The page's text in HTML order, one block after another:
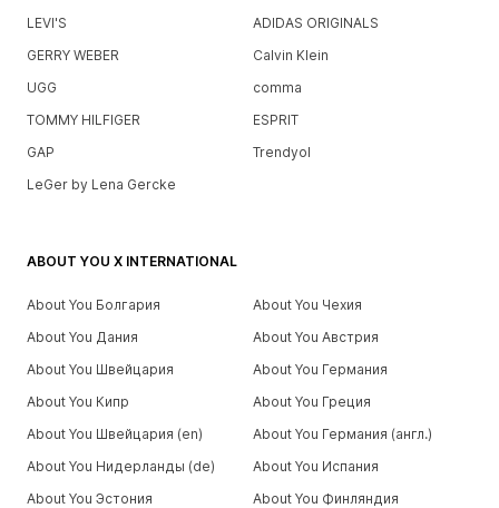
LEVI'S
ADIDAS ORIGINALS
GERRY WEBER
Calvin Klein
UGG
comma
TOMMY HILFIGER
ESPRIT
GAP
Trendyol
LeGer by Lena Gercke
ABOUT YOU X INTERNATIONAL
About You Болгария
About You Чехия
About You Дания
About You Австрия
About You Швейцария
About You Германия
About You Кипр
About You Греция
About You Швейцария (en)
About You Германия (англ.)
About You Нидерланды (de)
About You Испания
About You Эстония
About You Финляндия